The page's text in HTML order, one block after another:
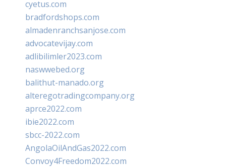
cyetus.com
bradfordshops.com
almadenranchsanjose.com
advocatevijay.com
adlibilimler2023.com
naswwebed.org
balithut-manado.org
alteregotradingcompany.org
aprce2022.com
ibie2022.com
sbcc-2022.com
AngolaOilAndGas2022.com
Convoy4Freedom2022.com